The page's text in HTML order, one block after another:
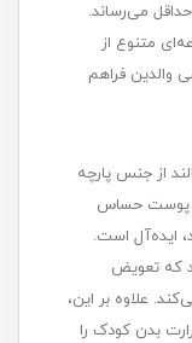
حداقل می‌رساند.
متنوع از
والدین فراهم
از جنس پارچه
پوست حساس
ایده‌آل است.
که تعویض
علاوه بر این،
بدن کودک را